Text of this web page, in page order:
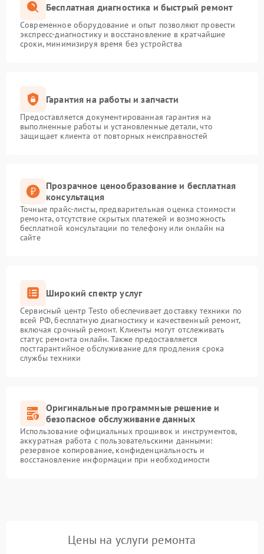
Бесплатная диагностика и быстрый ремонт
Современное оборудование и опыт позволяют провести
экспресс-диагностику и восстановление в кратчайшие
сроки, минимизируя время без устройства
Гарантия на работы и запчасти
Предоставляется документированная гарантия на
выполненные работы и установленные детали, что
защищает клиента от повторных неисправностей
Прозрачное ценообразование и бесплатная
консультация
Точные прайс-листы, предварительная оценка стоимости
ремонта, отсутствие скрытых платежей и возможность
бесплатной консультации по телефону или онлайн на
сайте
Широкий спектр услуг
Сервисный центр Testo обеспечивает доставку техники по
всей РФ, бесплатную диагностику и качественный ремонт,
включая срочный ремонт. Клиенты могут отслеживать
статус ремонта онлайн. Также предоставляется
постгарантийное обслуживание для продления срока
службы техники
Оригинальные программные решение и
безопасное обслуживание данных
Использование официальных прошивок и инструментов,
аккуратная работа с пользовательскими данными:
резервное копирование, конфиденциальность и
восстановление информации при необходимости
Цены на услуги ремонта